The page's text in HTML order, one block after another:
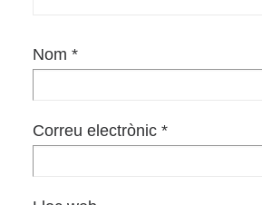
Nom *
Correu electrònic *